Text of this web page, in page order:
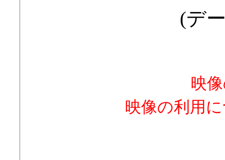
(デ
映
映像の利用